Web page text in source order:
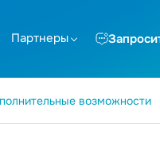
Партнеры
возможности